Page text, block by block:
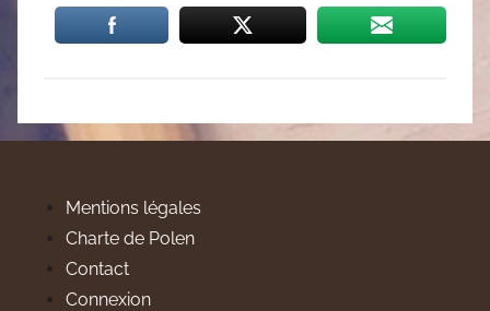
Mentions légales
Charte de Polen
Contact
Connexion